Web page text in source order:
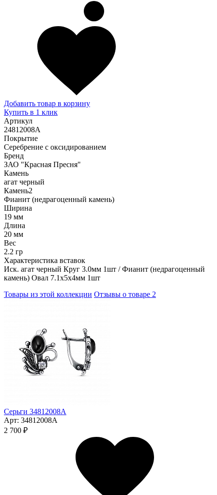
Добавить товар в корзину
Купить в 1 клик
Артикул
24812008А
Покрытие
Серебрение с оксидированием
Бренд
ЗАО "Красная Пресня"
Камень
агат черный
Камень2
Фианит (недрагоценный камень)
Ширина
19 мм
Длина
20 мм
Вес
2.2 гр
Характеристика вставок
Иск. агат черный Круг 3.0мм 1шт / Фианит (недрагоценный
камень) Овал 7.1х5х4мм 1шт
Товары из этой коллекции Отзывы о товаре 2
Серьги 34812008А
Арт: 34812008А
2 700 ₽